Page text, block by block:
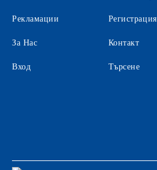
Рекламации
За Нас
Вход
Регистрация
Контакт
Търсене